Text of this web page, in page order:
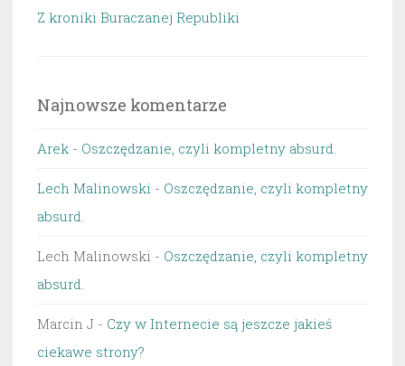
Z kroniki Buraczanej Republiki
Najnowsze komentarze
Arek - Oszczędzanie, czyli kompletny absurd.
Lech Malinowski - Oszczędzanie, czyli kompletny
absurd.
Lech Malinowski - Oszczędzanie, czyli kompletny
absurd.
Marcin J - Czy w Internecie są jeszcze jakieś
ciekawe strony?